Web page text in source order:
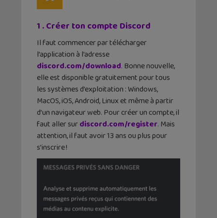
1 . Créer ton compte Discord
Il faut commencer par télécharger
l’application à l’adresse
discord.com/download. Bonne nouvelle,
elle est disponible gratuitement pour tous
les systèmes d’exploitation : Windows,
MacOS, iOS, Android, Linux et même à partir
d’un navigateur web. Pour créer un compte, il
faut aller surdiscord.com/register. Mais
attention, il faut avoir 13 ans ou plus pour
s’inscrire !